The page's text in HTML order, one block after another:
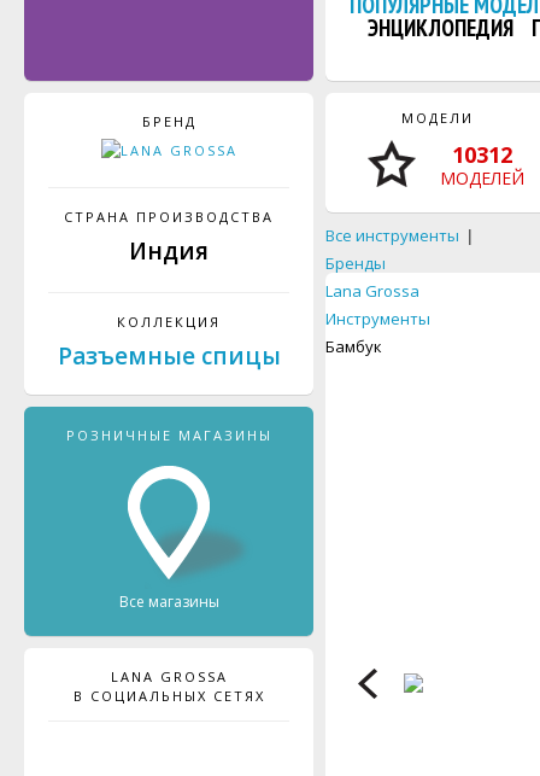
ЭНЦИКЛОПЕДИЯ
БРЕНД
СТРАНА ПРОИЗВОДСТВА
Индия
КОЛЛЕКЦИЯ
Разъемные спицы
РОЗНИЧНЫЕ МАГАЗИНЫ
Все магазины
LANA GROSSA
В СОЦИАЛЬНЫХ СЕТЯХ
Все инструменты |
Бренды
Lana Grossa
Инструменты
Бамбук
МОДЕЛИ
10312
МОДЕЛЕЙ